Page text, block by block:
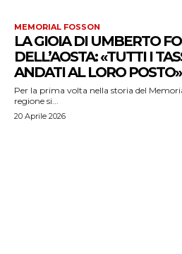
MEMORIAL FOSSON
LA GIOIA DI UMBERTO
DELL’AOSTA: «TUTTI I
ANDATI AL LORO POSTO»
Per la prima volta nella storia del
regione si...
20 Aprile 2026